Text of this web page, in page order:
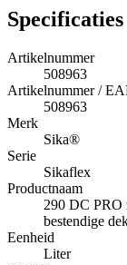
Specificaties
Artikelnummer
508963
Artikelnummer /
508963
Merk
Sika®
Serie
Sikaflex
Productnaam
290 DC PRO
bestendige
Eenheid
Liter